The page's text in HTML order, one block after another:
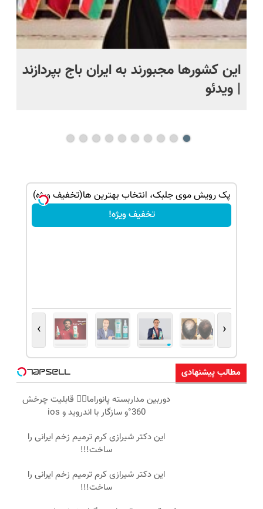
این کشورها مجبورند به ایران باج بپردازند
| ویدئو
پک رویش موی جلبک، انتخاب بهترین ها(تخفیف ویژه)
تخفیف ویژه!
‹
›
مطالب پیشنهادی
دوربین مداربسته پانوراما👈🏻 قابلیت چرخش
360°و سازگار با اندروید و ios
این دکتر شیرازی کرم ترمیم زخم ایرانی را
ساخت!!!
این دکتر شیرازی کرم ترمیم زخم ایرانی را
ساخت!!!